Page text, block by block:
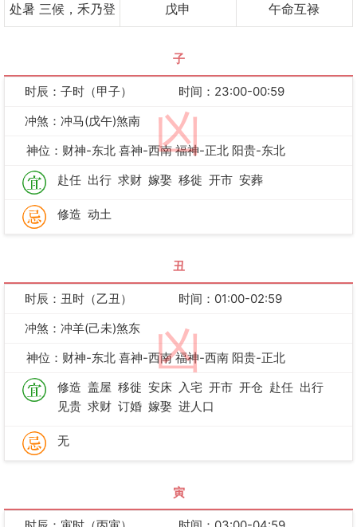
处暑 三候，禾乃登
戊申
午命互禄
子
凶
时辰：子时（甲子）
时间：23:00-00:59
冲煞：冲马(戊午)煞南
神位：财神-东北 喜神-西南 福神-正北 阳贵-东北
赴任 出行 求财 嫁娶 移徙 开市 安葬
修造 动土
丑
凶
时辰：丑时（乙丑）
时间：01:00-02:59
冲煞：冲羊(己未)煞东
神位：财神-东北 喜神-西南 福神-西南 阳贵-正北
修造 盖屋 移徙 安床 入宅 开市 开仓 赴任 出行
见贵 求财 订婚 嫁娶 进人口
无
寅